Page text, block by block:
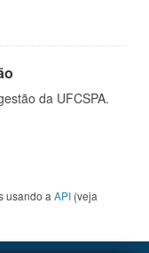
da UFCSPA.
usando a API (veja